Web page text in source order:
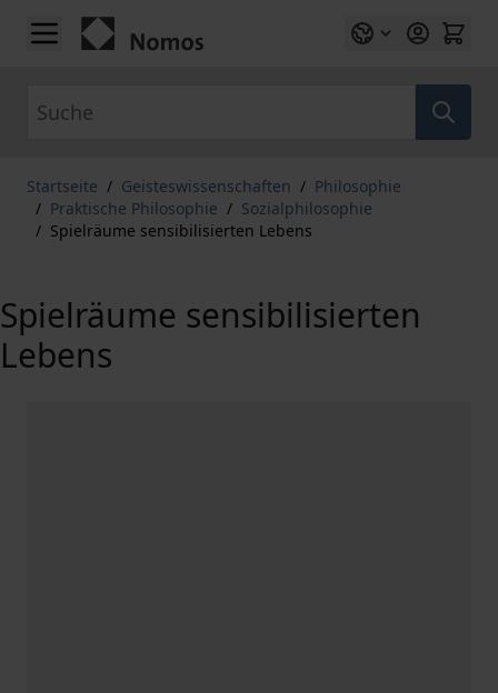
Zum Inhalt springen
Startseite / Geisteswissenschaften / Philosophie
/ Praktische Philosophie / Sozialphilosophie
/ Spielräume sensibilisierten Lebens
Spielräume sensibilisierten
Lebens